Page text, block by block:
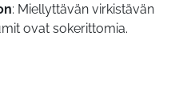
: Miellyttävän virkistävän
ovat sokerittomia.